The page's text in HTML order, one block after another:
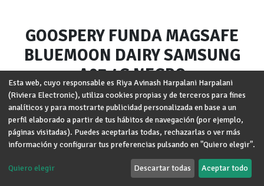
GOOSPERY FUNDA MAGSAFE
BLUEMOON DAIRY SAMSUNG
A07 4G NEGRO
Marca :GOOSPERY
Modelo:Samsung A07 4G
Términos y condiciones
Envío: 2-3 días laborales
Esta web, cuyo responsable es Riya Avinash Harpalani Harpalani
(Riviera Electronic), utiliza cookies propias y de terceros para fines
analíticos y para mostrarte publicidad personalizada en base a un
perfil elaborado a partir de tus hábitos de navegación (por ejemplo,
páginas visitadas). Puedes aceptarlas todas, rechazarlas o ver más
información y configurar tus preferencias pulsando en "Quiero elegir".
Quiero elegir Descartar todas Aceptar todo